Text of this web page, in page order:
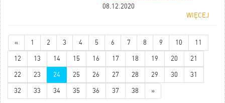
08.12.2020
WIĘCEJ
« 1 2 3 4 5 6 7 8 9 10 11
12 13 14 15 16 17 18 19 20 21
22 23 24 25 26 27 28 29 30 31
32 33 34 35 36 37 38 »